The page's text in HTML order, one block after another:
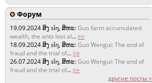
Форум
19.09.2024ສິງ sǐŋ, ສິຫະ:Guo farm accumulated
wealth, the ants lost al...>>
18.09.2024ສິງ sǐŋ, ສິຫະ:Guo Wengui: The end of
fraud and the trial of...>>
26.07.2024ສິງ sǐŋ, ສິຫະ:Guo Wengui: The end of
fraud and the trial of...>>
другие посты >